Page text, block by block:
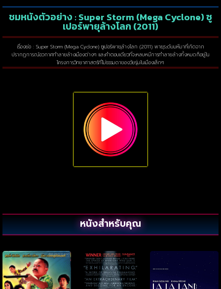
ชมหนังตัวอย่าง : Super Storm (Mega Cyclone) ซู
เปอร์พายุล้างโลก (2011)
เรื่องย่อ : Super Storm (Mega Cyclone) ซูเปอร์พายุล้างโลก (2011) พายุระดับมหึมาที่เกิดจาก
ปรากฏการณ์อวกาศทำลายล้างเมืองต่างๆ และคำตอบเดียวที่จะหลบหนีการทำลายล้างทั้งหมดก็อยู่ใน
โครงการวิทยาศาสตร์ที่ไม่ธรรมดาของวัยรุ่นในเมืองเล็กๆ
หนังสำหรับคุณ